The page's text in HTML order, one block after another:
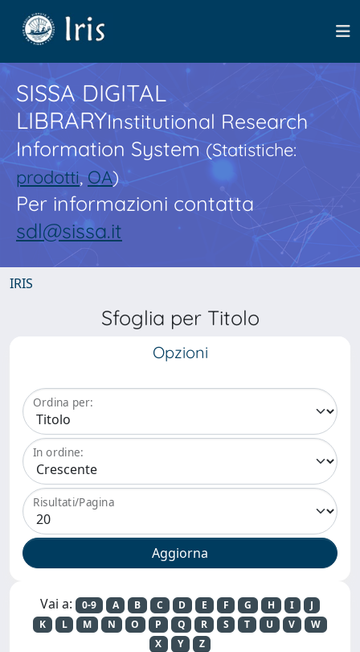
SISSA DIGITAL
LIBRARYInstitutional Research
Information System(Statistiche:
prodotti,OA)
Per informazioni contatta
sdl@sissa.it
IRIS
Sfoglia per Titolo
Opzioni
Ordina per:
In ordine:
Risultati/Pagina
Vai a: 0-9 A B C D E F G H I
J
K
L M N O P Q R S T U V
W
X
Y Z